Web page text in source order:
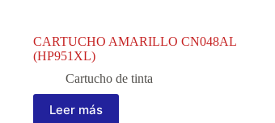
CARTUCHO AMARILLO CN048AL
(HP951XL)
Cartucho de tinta
Leer más